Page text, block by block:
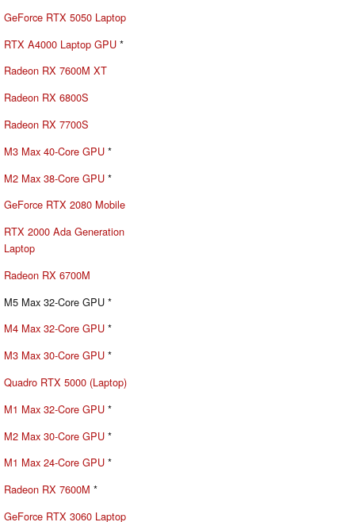
GeForce RTX 5050 Laptop
RTX A4000 Laptop GPU *
Radeon RX 7600M XT
Radeon RX 6800S
Radeon RX 7700S
M3 Max 40-Core GPU *
M2 Max 38-Core GPU *
GeForce RTX 2080 Mobile
RTX 2000 Ada Generation
Laptop
Radeon RX 6700M
M5 Max 32-Core GPU *
M4 Max 32-Core GPU *
M3 Max 30-Core GPU *
Quadro RTX 5000 (Laptop)
M1 Max 32-Core GPU *
M2 Max 30-Core GPU *
M1 Max 24-Core GPU *
Radeon RX 7600M *
GeForce RTX 3060 Laptop